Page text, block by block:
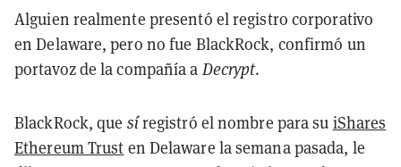
Alguien realmente presentó el registro corporativo
en Delaware, pero no fue BlackRock, confirmó un
portavoz de la compañía a Decrypt.
BlackRock, que síregistró el nombre para su iShares
Ethereum Trust en Delaware la semana pasada, le